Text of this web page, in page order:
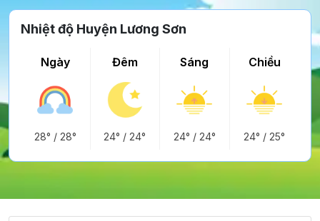
Nhiệt độ Huyện Lương Sơn
Ngày
28° / 28°
Đêm
24° /24°
Sáng
24° / 24°
Chiều
24° /25°